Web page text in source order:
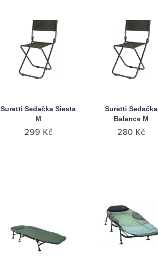
Suretti Sedačka Siesta
M
299 Kč
Suretti Sedačka
Balance M
280 Kč